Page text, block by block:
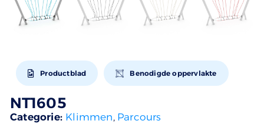
Productblad Benodigde oppervlakte
NT1605
Categorie: Klimmen, Parcours